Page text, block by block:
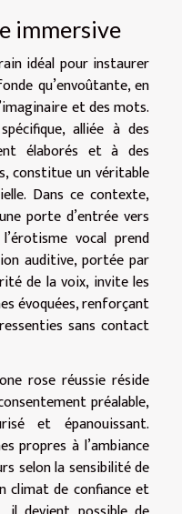
immersive
idéal pour instaurer
qu’envoûtante, en
et des mots.
alliée à des
élaborés et à des
constitue un véritable
Dans ce contexte,
porte d’entrée vers
vocal prend
auditive, portée par
de la voix, invite les
évoquées, renforçant
sans contact
rose réussie réside
préalable,
et épanouissant.
propres à l’ambiance
selon la sensibilité de
climat de confiance et